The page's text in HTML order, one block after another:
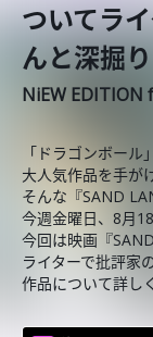
ついてラ
んと深掘
NiEW EDITION
「ドラゴンボー
大人気作品を手が
そんな『SAND
今週金曜日、8月
今回は映画『
ライターで批評家
作品について詳し